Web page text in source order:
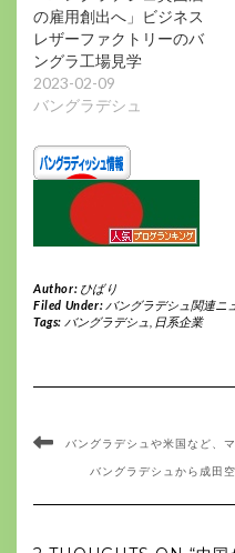
の雇用創出へ」ビジネス
レザーファクトリーのバ
ングラ工場見学
2023-02-09
バングラデシュ
Author: ひばり
Filed Under: バングラデシュ関連ニ
Tags: バングラデシュ 日系企業
バングラデシュや米国など、
バングラデシュから成田